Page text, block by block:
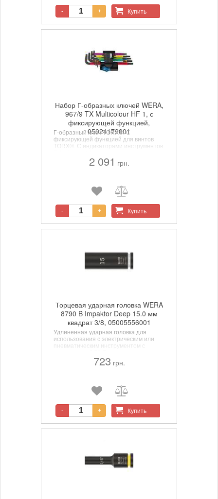
-
+ Купить
Набор Г-образных ключей WERA,
967/9 TX Multicolour HF 1, с
фиксирующей функцией,
05024179001
Г-образный ключ TORX®. С
фиксирующей функцией для винтов
TORX®. С индикаторами инструментов.
размеров. BlackLaser для отличной
защиты от коррозии и для более
2 091 грн.
- + Купить
Торцевая ударная головка WERA
8790 B Impaktor Deep 15.0 мм
квадрат 3/8, 05005556001
Удлиненная ударная головка для
использования с электрическим или
пневматическим инструментом с
использоваться для работы с глубоко
посаженным крепежом и
обеспечивает более длительный срок
службы, даже при экстремальных
723 грн.
- + Купить